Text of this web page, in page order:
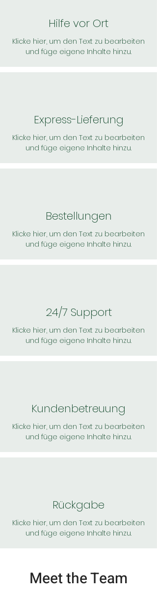
Hilfe vor Ort
Klicke hier, um den Text zu bearbeiten
und füge eigene Inhalte hinzu.
Express-Lieferung
Klicke hier, um den Text zu bearbeiten
und füge eigene Inhalte hinzu.
Bestellungen
Klicke hier, um den Text zu bearbeiten
und füge eigene Inhalte hinzu.
24/7 Support
Klicke hier, um den Text zu bearbeiten
und füge eigene Inhalte hinzu.
Kundenbetreuung
Klicke hier, um den Text zu bearbeiten
und füge eigene Inhalte hinzu.
Rückgabe
Klicke hier, um den Text zu bearbeiten
und füge eigene Inhalte hinzu.
Meet the Team